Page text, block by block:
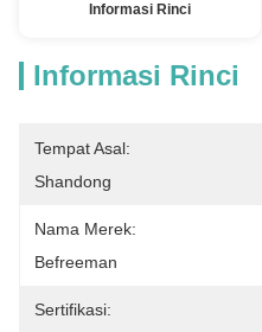
Informasi Rinci
Informasi Rinci
Tempat Asal:
Shandong
Nama Merek:
Befreeman
Sertifikasi: